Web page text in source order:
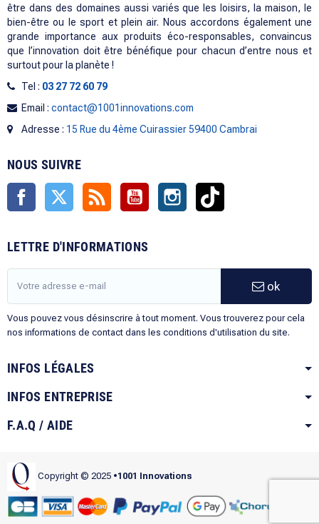
être dans des domaines aussi variés que les loisirs, la maison, le
bien-être ou le sport et plein air. Nous accordons également une
grande importance aux produits éco-responsables, convaincus
que l’innovation doit être bénéfique pour chacun d’entre nous et
surtout pour la planète !
Tel : 03 27 72 60 79
Email : contact@1001innovations.com
Adresse : 15 Rue du 4ème Cuirassier 59400 Cambrai
NOUS SUIVRE
Facebook Twitter Rss YouTube Instagram
LETTRE D'INFORMATIONS
ok
Vous pouvez vous désinscrire à tout moment. Vous trouverez pour cela
nos informations de contact dans les conditions d'utilisation du site.
INFOS LÉGALES
INFOS ENTREPRISE
F.A.Q / AIDE
Copyright © 2025 •1001 Innovations